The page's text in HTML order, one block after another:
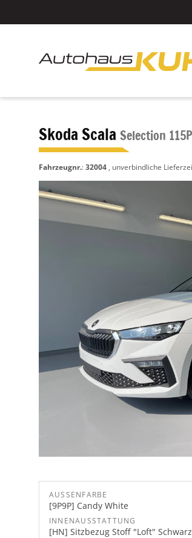
Skoda Scala Selection
Fahrzeugnr.:32004 , unverbindliche
AUSSENFARBE
[9P9P] Candy White
INNENAUSSTATTUNG
[HN] Sitzbezug Stoff "Loft" Schwarz